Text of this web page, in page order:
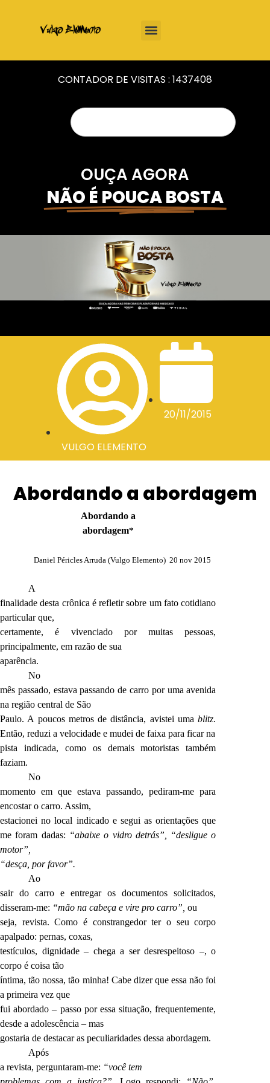
CONTADOR DE VISITAS : 1437408
OUÇA AGORA
NÃO É POUCA BOSTA
VULGO ELEMENTO
20/11/2015
Abordando a abordagem
Abordando a
abordagem*
Daniel Péricles Arruda (Vulgo Elemento) 20 nov 2015
A
finalidade desta crônica é refletir sobre um fato cotidiano
particular que,
certamente, é vivenciado por muitas pessoas,
principalmente, em razão de sua
aparência.
No
mês passado, estava passando de carro por uma avenida
na região central de São
Paulo. A poucos metros de distância, avistei umablitz.
Então, reduzi a velocidade e mudei de faixa para ficar na
pista indicada, como os demais motoristas também
faziam.
No
momento em que estava passando, pediram-me para
encostar o carro. Assim,
estacionei no local indicado e segui as orientações que
me foram dadas: “abaixe o vidro detrás”, “desligue o
motor”,
“desça, por favor”.
Ao
sair do carro e entregar os documentos solicitados,
disseram-me: “mão na cabeça e vire pro carro”, ou
seja, revista. Como é constrangedor ter o seu corpo
apalpado: pernas, coxas,
testículos, dignidade – chega a ser desrespeitoso –, o
corpo é coisa tão
íntima, tão nossa, tão minha! Cabe dizer que essa não foi
a primeira vez que
fui abordado – passo por essa situação, frequentemente,
desde a adolescência – mas
gostaria de destacar as peculiaridades dessa abordagem.
Após
a revista, perguntaram-me: “você tem